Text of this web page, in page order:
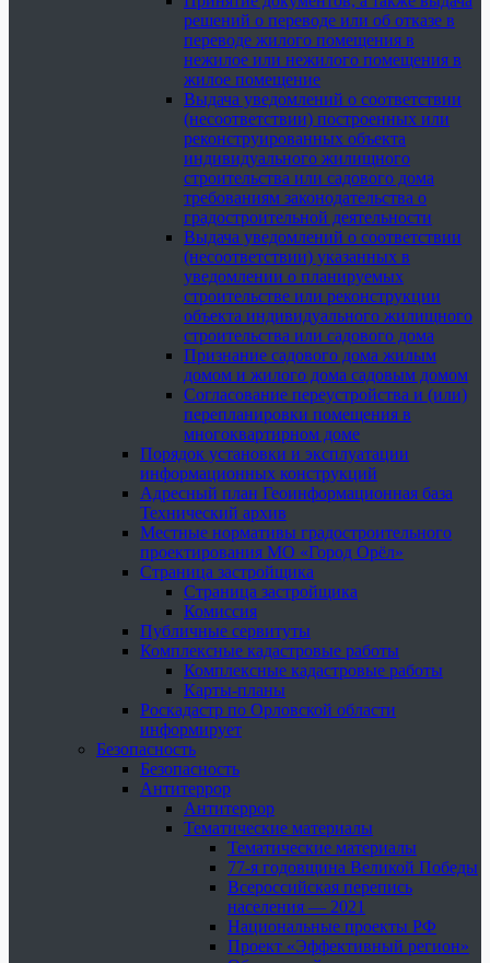
решений о переводе или об отказе в
переводе жилого помещения в
нежилое или нежилого помещения в
жилое помещение
Выдача уведомлений о соответствии
(несоответствии) построенных или
реконструированных объекта
индивидуального жилищного
строительства или садового дома
требованиям законодательства о
градостроительной деятельности
Выдача уведомлений о соответствии
(несоответствии) указанных в
уведомлении о планируемых
строительстве или реконструкции
объекта индивидуального жилищного
строительства или садового дома
Признание садового дома жилым
домом и жилого дома садовым домом
Согласование переустройства и (или)
перепланировки помещения в
многоквартирном доме
Порядок установки и эксплуатации
информационных конструкций
Адресный план Геоинформационная база
Технический архив
Местные нормативы градостроительного
проектирования МО «Город Орёл»
Страница застройщика
Страница застройщика
Комиссия
Публичные сервитуты
Комплексные кадастровые работы
Комплексные кадастровые работы
Карты-планы
Роскадастр по Орловской области
информирует
Безопасность
Безопасность
Антитеррор
Антитеррор
Тематические материалы
Тематические материалы
77-я годовщина Великой Победы
Всероссийская перепись
населения — 2021
Национальные проекты РФ
Проект «Эффективный регион»